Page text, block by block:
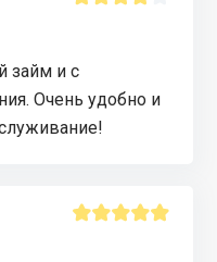
займ и с
Очень удобно и